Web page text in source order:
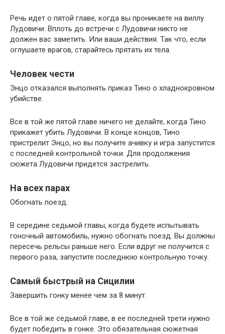
Речь идет о пятой главе, когда вы проникаете на виллу
Лудовичи. Вплоть до встречи с Лудовичи никто не
должен вас заметить. Или ваши действия. Так что, если
оглушаете врагов, старайтесь прятать их тела.
Человек чести
Энцо отказался выполнять приказ Тино о хладнокровном
убийстве.
Все в той же пятой главе ничего не делайте, когда Тино
прикажет убить Лудовичи. В конце концов, Тино
пристрелит Энцо, но вы получите ачивку и игра запустится
с последней контрольной точки. Для продолжения
сюжета Лудовичи придется застрелить.
На всех парах
Обогнать поезд.
В середине седьмой главы, когда будете испытывать
гоночный автомобиль, нужно обогнать поезд. Вы должны
пересечь рельсы раньше него. Если вдруг не получится с
первого раза, запустите последнюю контрольную точку.
Самый быстрый на Сицилии
Завершить гонку менее чем за 8 минут.
Все в той же седьмой главе, в ее последней трети нужно
будет победить в гонке. Это обязательная сюжетная